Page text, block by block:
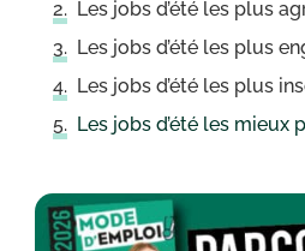
Les jobs d’été les plus
Les jobs d’été les plus
Les jobs d’été les plus
Les jobs d’été les mieux